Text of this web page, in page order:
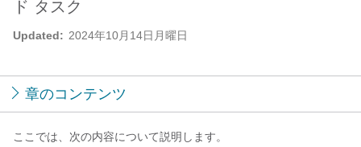
Updated: 2024年10月14日月曜日
ド タスク
章のコンテンツ
ここでは、次の内容について説明します。